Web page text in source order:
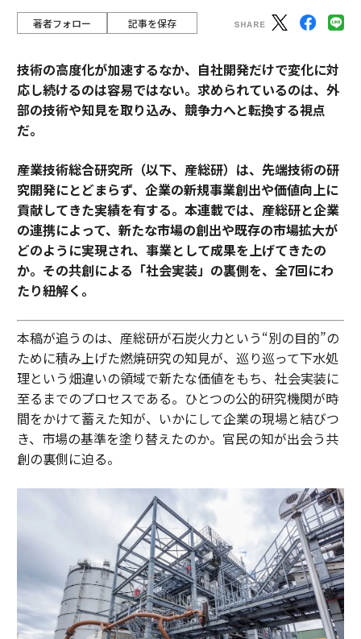
著者フォロー 記事を保存
技術の高度化が加速するなか、自社開発だけで変化に対
応し続けるのは容易ではない。求められているのは、外
部の技術や知見を取り込み、競争力へと転換する視点
だ。
産業技術総合研究所（以下、産総研）は、先端技術の研
究開発にとどまらず、企業の新規事業創出や価値向上に
貢献してきた実績を有する。本連載では、産総研と企業
の連携によって、新たな市場の創出や既存の市場拡大が
どのように実現され、事業として成果を上げてきたの
か。その共創による「社会実装」の裏側を、全7回にわ
たり紐解く。
本稿が追うのは、産総研が石炭火力という“別の目的”の
ために積み上げた燃焼研究の知見が、巡り巡って下水処
理という畑違いの領域で新たな価値をもち、社会実装に
至るまでのプロセスである。ひとつの公的研究機関が時
間をかけて蓄えた知が、いかにして企業の現場と結びつ
き、市場の基準を塗り替えたのか。官民の知が出会う共
創の裏側に迫る。